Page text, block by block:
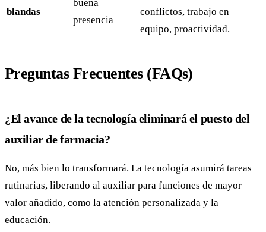
blandas
buena
presencia
conflictos, trabajo en
equipo, proactividad.
Preguntas Frecuentes (FAQs)
¿El avance de la tecnología eliminará el puesto del
auxiliar de farmacia?
No, más bien lo transformará. La tecnología asumirá tareas
rutinarias, liberando al auxiliar para funciones de mayor
valor añadido, como la atención personalizada y la
educación.